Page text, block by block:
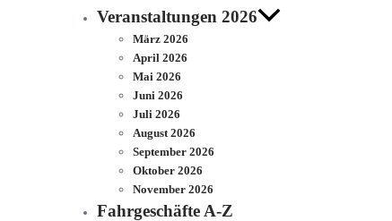
Veranstaltungen 2026
März 2026
April 2026
Mai 2026
Juni 2026
Juli 2026
August 2026
September 2026
Oktober 2026
November 2026
Fahrgeschäfte A-Z